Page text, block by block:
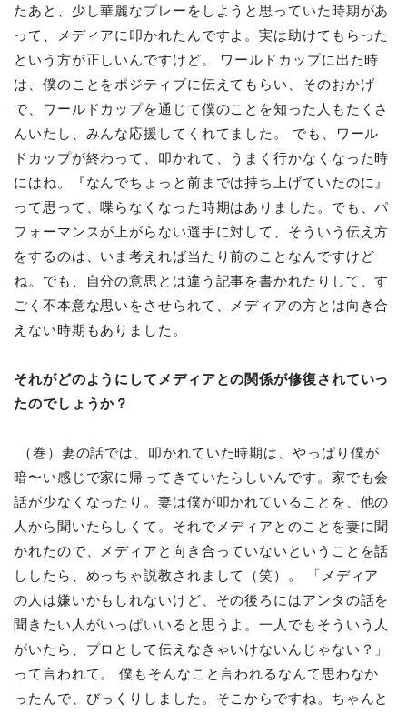
たあと、少し華麗なプレーをしようと思っていた時期があ
って、メディアに叩かれたんですよ。実は助けてもらった
という方が正しいんですけど。 ワールドカップに出た時
は、僕のことをポジティブに伝えてもらい、そのおかげ
で、ワールドカップを通じて僕のことを知った人もたくさ
んいたし、みんな応援してくれてました。 でも、ワール
ドカップが終わって、叩かれて、うまく行かなくなった時
にはね。『なんでちょっと前までは持ち上げていたのに』
って思って、喋らなくなった時期はありました。でも、パ
フォーマンスが上がらない選手に対して、そういう伝え方
をするのは、いま考えれば当たり前のことなんですけど
ね。でも、自分の意思とは違う記事を書かれたりして、す
ごく不本意な思いをさせられて、メディアの方とは向き合
えない時期もありました。
それがどのようにしてメディアとの関係が修復されていっ
たのでしょうか？
（巻）妻の話では、叩かれていた時期は、やっぱり僕が
暗〜い感じで家に帰ってきていたらしいんです。家でも会
話が少なくなったり。妻は僕が叩かれていることを、他の
人から聞いたらしくて。それでメディアとのことを妻に聞
かれたので、メディアと向き合っていないということを話
ししたら、めっちゃ説教されまして（笑）。 「メディア
の人は嫌いかもしれないけど、その後ろにはアンタの話を
聞きたい人がいっぱいいると思うよ。一人でもそういう人
がいたら、プロとして伝えなきゃいけないんじゃない？」
って言われて。 僕もそんなこと言われるなんて思わなか
ったんで、びっくりしました。そこからですね。ちゃんと